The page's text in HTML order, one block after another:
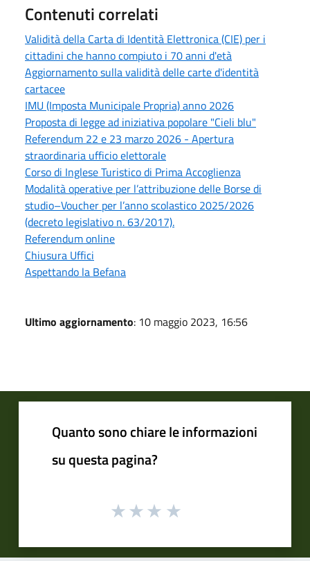
Contenuti correlati
Validità della Carta di Identità Elettronica (CIE) per i
cittadini che hanno compiuto i 70 anni d'età
Aggiornamento sulla validità delle carte d'identità
cartacee
IMU (Imposta Municipale Propria) anno 2026
Proposta di legge ad iniziativa popolare "Cieli blu"
Referendum 22 e 23 marzo 2026 - Apertura
straordinaria ufficio elettorale
Corso di Inglese Turistico di Prima Accoglienza
Modalità operative per l’attribuzione delle Borse di
studio–Voucher per l’anno scolastico 2025/2026
(decreto legislativo n. 63/2017).
Referendum online
Chiusura Uffici
Aspettando la Befana
Ultimo aggiornamento: 10 maggio 2023, 16:56
Quanto sono chiare le informazioni
su questa pagina?